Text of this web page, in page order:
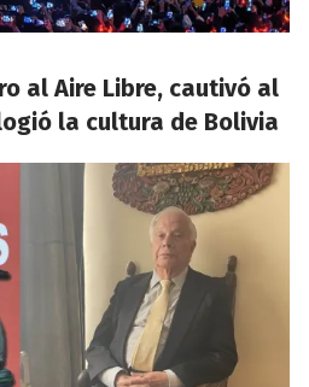
al Aire Libre, cautivó al
la cultura de Bolivia